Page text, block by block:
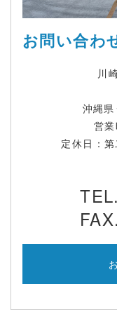
お問い合わ
川
沖縄
営
定休日：
TEL.